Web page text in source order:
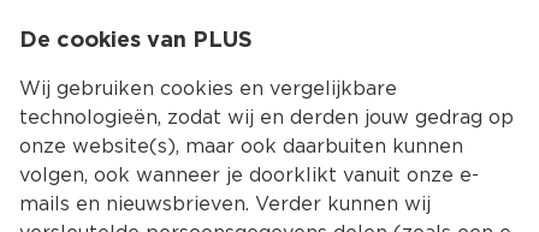
Kies jouw
Terug Producten
De cookies van PLUS
Wij gebruiken cookies en vergelijkbare
technologieën, zodat wij en derden jouw gedrag op
onze website(s), maar ook daarbuiten kunnen
volgen, ook wanneer je doorklikt vanuit onze e-
mails en nieuwsbrieven. Verder kunnen wij